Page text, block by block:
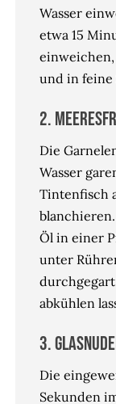
Wasser
etwa 15
und in feine
2.
Die
Wasser
Tintenfisch
Öl in einer
unter
abkühlen
3.
Die
Sekunden